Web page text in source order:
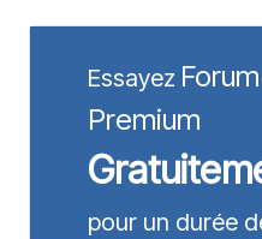
Essayez
Premium
pour un durée